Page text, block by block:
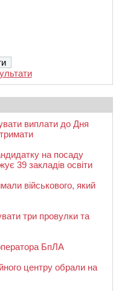
виплати до Дня
на посаду
39 закладів освіти
військового, який
три провулки та
БпЛА
центру обрали на